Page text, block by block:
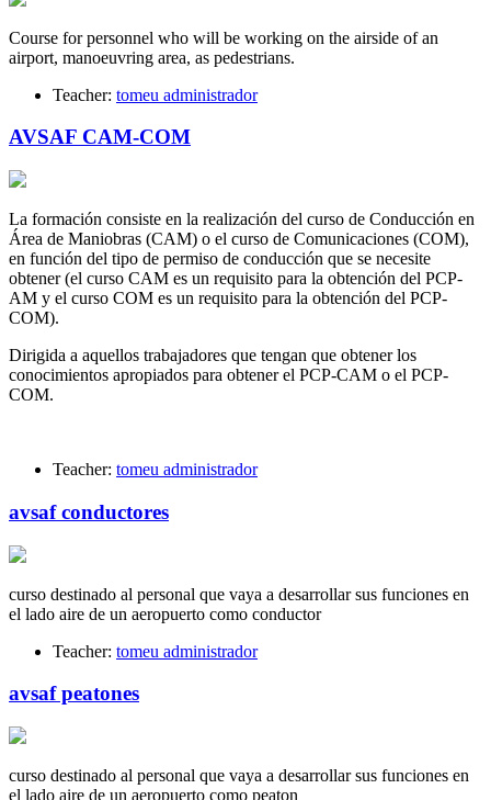
Course for personnel who will be working on the airside of an
airport, manoeuvring area, as pedestrians.
Teacher: tomeu administrador
AVSAF CAM-COM
La formación consiste en la realización del curso de Conducción en
Área de Maniobras (CAM) o el curso de Comunicaciones (COM),
en función del tipo de permiso de conducción que se necesite
obtener (el curso CAM es un requisito para la obtención del PCP-
AM y el curso COM es un requisito para la obtención del PCP-
COM).
Dirigida a aquellos trabajadores que tengan que obtener los
conocimientos apropiados para obtener el PCP-CAM o el PCP-
COM.
Teacher: tomeu administrador
avsaf conductores
curso destinado al personal que vaya a desarrollar sus funciones en
el lado aire de un aeropuerto como conductor
Teacher: tomeu administrador
avsaf peatones
curso destinado al personal que vaya a desarrollar sus funciones en
el lado aire de un aeropuerto como peaton